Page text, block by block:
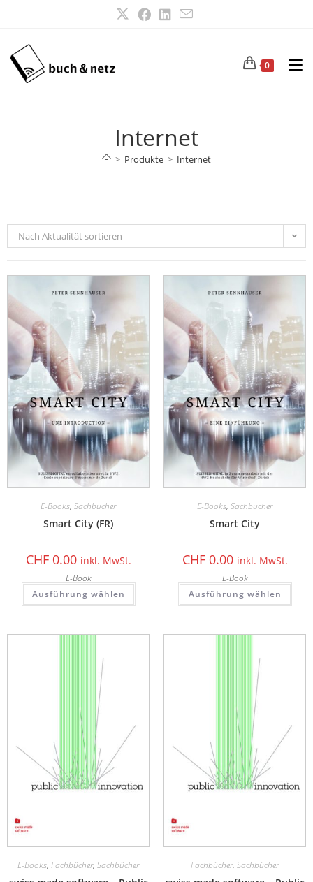
0
Internet
> Produkte > Internet
Nach Aktualität sortieren
E-Books, Sachbücher
Smart City (FR)
CHF0.00 inkl. MwSt.
E-Book
Ausführung wählen
E-Books, Sachbücher
Smart City
CHF0.00 inkl. MwSt.
E-Book
Ausführung wählen
E-Books, Fachbücher, Sachbücher Fachbücher, Sachbücher